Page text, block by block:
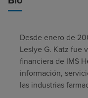
Desde enero de
Leslye G. Katz fue
financiera de IMS
información,
las industrias